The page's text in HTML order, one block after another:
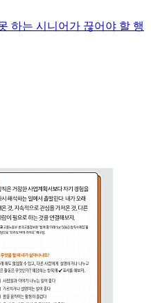
하는 시니어가 끊어야 할 행